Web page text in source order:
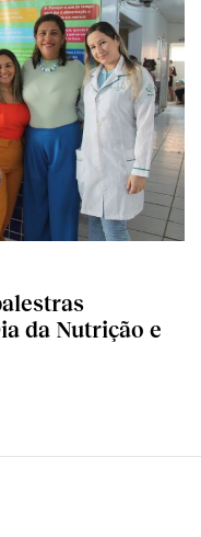
da Nutrição e